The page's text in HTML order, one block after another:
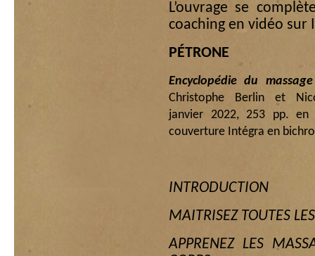
L’ouvrage se
coaching en vidéo sur
PÉTRONE
Encyclopédie du
Christophe Berlin et
janvier 2022, 253 pp.
couverture Intégra en
INTRODUCTION
MAITRISEZ TOUTES
APPRENEZ LES